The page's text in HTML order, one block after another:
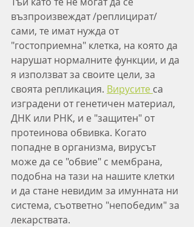
възпроизвеждат /реплицират/
сами, те имат нужда от
"гостоприемна" клетка, на която да
нарушат нормалните функции, и да
я използват за своите цели, за
своята репликация. Вирусите са
изградени от генетичен материал,
ДНК или РНК, и е "защитен" от
протеинова обвивка. Когато
попадне в организма, вирусът
може да се "обвие" с мембрана,
подобна на тази на нашите клетки
и да стане невидим за имунната ни
система, съответно "непобедим" за
лекарствата.